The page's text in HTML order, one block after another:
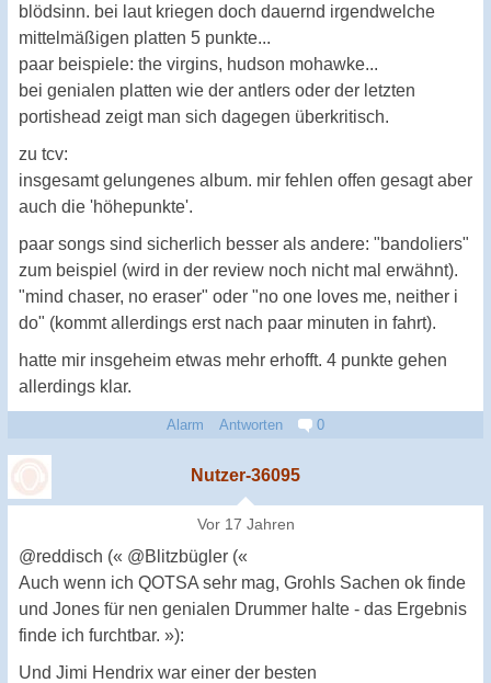
blödsinn. bei laut kriegen doch dauernd irgendwelche
mittelmäßigen platten 5 punkte...
paar beispiele: the virgins, hudson mohawke...
bei genialen platten wie der antlers oder der letzten
portishead zeigt man sich dagegen überkritisch.
zu tcv:
insgesamt gelungenes album. mir fehlen offen gesagt aber
auch die 'höhepunkte'.
paar songs sind sicherlich besser als andere: "bandoliers"
zum beispiel (wird in der review noch nicht mal erwähnt).
"mind chaser, no eraser" oder "no one loves me, neither i
do" (kommt allerdings erst nach paar minuten in fahrt).
hatte mir insgeheim etwas mehr erhofft. 4 punkte gehen
allerdings klar.
Alarm Antworten 0
Nutzer-36095
Vor 17 Jahren
@reddisch (« @Blitzbügler («
Auch wenn ich QOTSA sehr mag, Grohls Sachen ok finde
und Jones für nen genialen Drummer halte - das Ergebnis
finde ich furchtbar. »):
Und Jimi Hendrix war einer der besten